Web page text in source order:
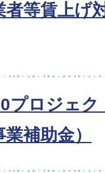
者等賃上げ
プロジェク
補助金）